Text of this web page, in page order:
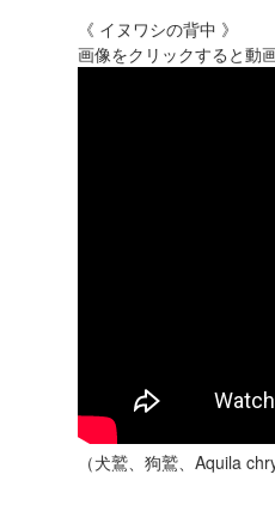
《 イヌワシの背中 》
画像をクリックすると動
（犬鷲、狗鷲、Aquila